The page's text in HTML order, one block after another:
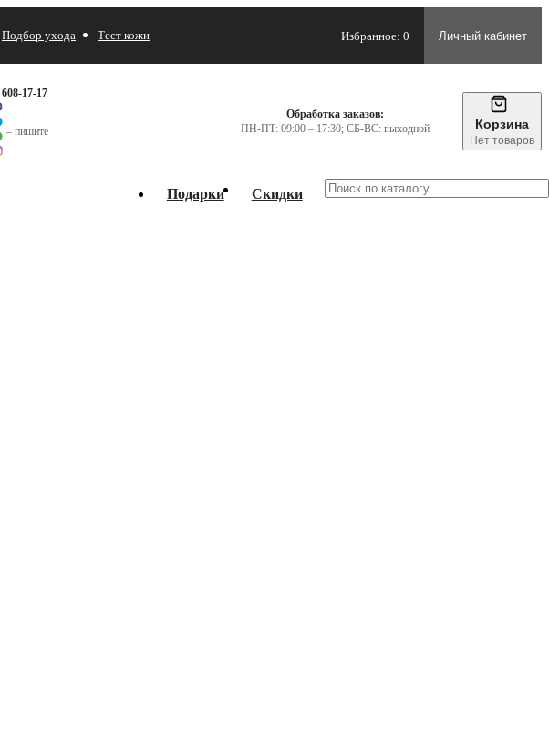
Подбор ухода Тест кожи Избранное: 0 Личный кабинет
608-17-17
– пишите
Обработка заказов:
ПН-ПТ: 09:00 – 17:30; СБ-ВС: выходной
Корзина
Нет товаров
Подарки Скидки